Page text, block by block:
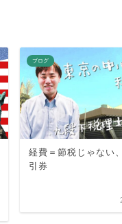
ブログ
経費＝節税じゃない
引券